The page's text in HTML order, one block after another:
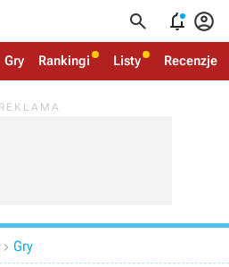
  
Gry Rankingi Listy Recenzje
 Gry